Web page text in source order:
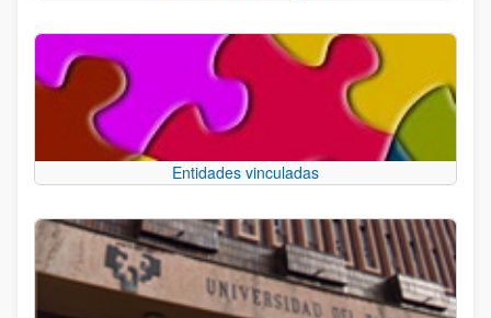
Entidades vinculadas